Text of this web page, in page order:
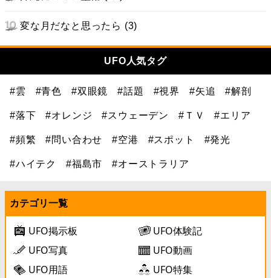
変な月だなと思ったら (3)
UFO人気タグ
#雲 #青色 #双眼鏡 #話題 #視界 #矢追 #解剖
#落下 #オレンジ #スウェーデン #ＴＶ #エリア
#頻繁 #問い合わせ #空港 #スポット #発光
#ハイテク #福島市 #オーストラリア
カテゴリ一覧
UFO掲示板
UFO体験記
UFO写真
UFO動画
UFO用語
UFO特集